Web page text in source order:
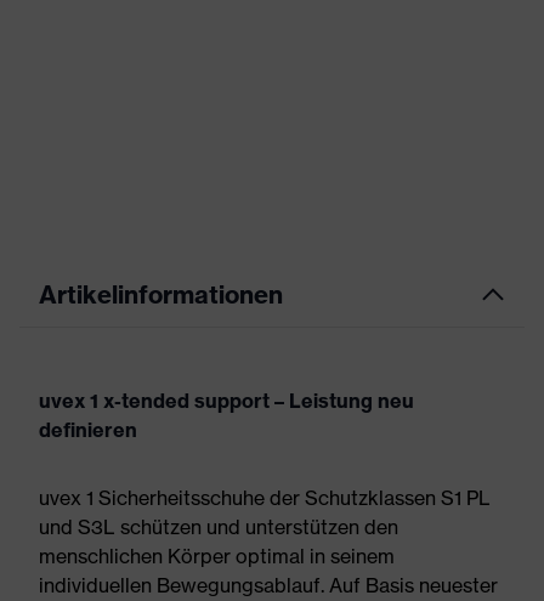
Artikelinformationen
uvex 1 x-tended support – Leistung neu
definieren
uvex 1 Sicherheitsschuhe der Schutzklassen S1 PL
und S3L schützen und unterstützen den
menschlichen Körper optimal in seinem
individuellen Bewegungsablauf. Auf Basis neuester